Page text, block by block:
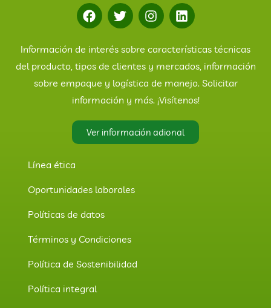
Información de interés sobre características técnicas
del producto, tipos de clientes y mercados, información
sobre empaque y logística de manejo. Solicitar
información y más. ¡Visítenos!
Ver información adional
Línea ética
Oportunidades laborales
Políticas de datos
Términos y Condiciones
Política de Sostenibilidad
Política integral